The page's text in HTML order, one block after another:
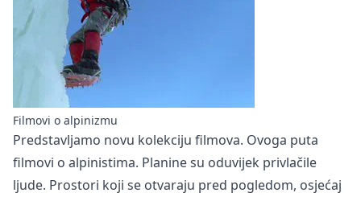
Filmovi o alpinizmu
Predstavljamo novu kolekciju filmova. Ovoga puta
filmovi o alpinistima. Planine su oduvijek privlačile
ljude. Prostori koji se otvaraju pred pogledom, osjećaj